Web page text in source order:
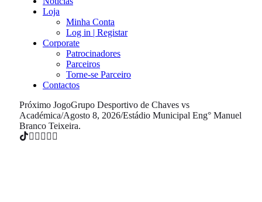
Loja
Minha Conta
Log in | Registar
Corporate
Patrocinadores
Parceiros
Torne-se Parceiro
Contactos
Próximo JogoGrupo Desportivo de Chaves vs
Académica/Agosto 8, 2026/Estádio Municipal Eng° Manuel
Branco Teixeira.